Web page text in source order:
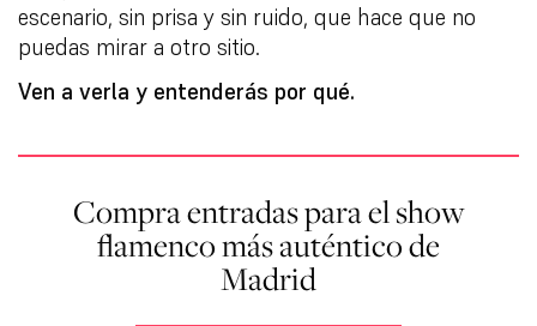
escenario, sin prisa y sin ruido, que hace que no
puedas mirar a otro sitio.
Ven a verla y entenderás por qué.
Compra entradas para el show
flamenco más auténtico de
Madrid